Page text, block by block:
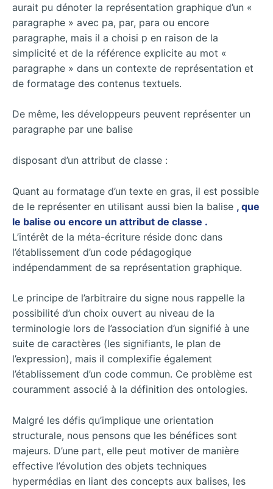
aurait pu dénoter la représentation graphique d’un «
paragraphe » avec pa, par, para ou encore
paragraphe, mais il a choisi p en raison de la
simplicité et de la référence explicite au mot «
paragraphe » dans un contexte de représentation et
de formatage des contenus textuels.
De même, les développeurs peuvent représenter un
paragraphe par une balise
disposant d’un attribut de classe :
Quant au formatage d’un texte en gras, il est possible
de le représenter en utilisant aussi bien la balise , que
le balise ou encore un attribut de classe .
L’intérêt de la méta-écriture réside donc dans
l’établissement d’un code pédagogique
indépendamment de sa représentation graphique.
Le principe de l’arbitraire du signe nous rappelle la
possibilité d’un choix ouvert au niveau de la
terminologie lors de l’association d’un signifié à une
suite de caractères (les signifiants, le plan de
l’expression), mais il complexifie également
l’établissement d’un code commun. Ce problème est
couramment associé à la définition des ontologies.
Malgré les défis qu’implique une orientation
structurale, nous pensons que les bénéfices sont
majeurs. D’une part, elle peut motiver de manière
effective l’évolution des objets techniques
hypermédias en liant des concepts aux balises, les